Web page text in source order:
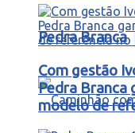
Pedra Branca
Com gestão
Pedra Branca
modelo de